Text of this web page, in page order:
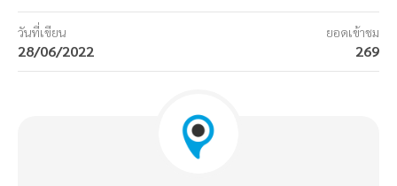
วันที่เขียน
28/06/2022
ยอดเข้าชม
269